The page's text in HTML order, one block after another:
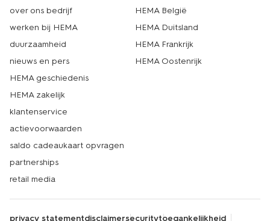
over ons bedrijf
werken bij HEMA
duurzaamheid
nieuws en pers
HEMA geschiedenis
HEMA zakelijk
klantenservice
actievoorwaarden
saldo cadeaukaart opvragen
partnerships
retail media
HEMA België
HEMA Duitsland
HEMA Frankrijk
HEMA Oostenrijk
privacy statementdisclaimersecuritytoegankelijkheid